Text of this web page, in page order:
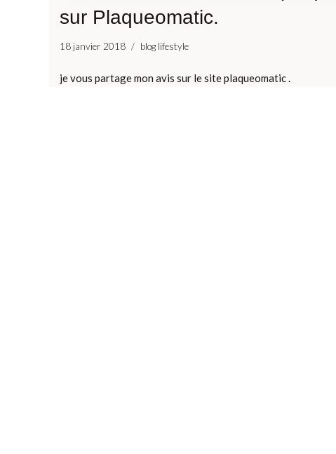
sur Plaqueomatic.
18 janvier 2018 blog lifestyle
je vous partage mon avis sur le site plaqueomatic .